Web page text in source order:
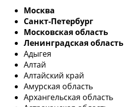
Москва
Санкт-Петербург
Московская область
Ленинградская область
Адыгея
Алтай
Алтайский край
Амурская область
Архангельская область